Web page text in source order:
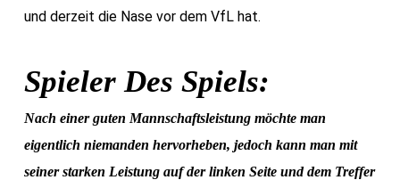
und derzeit die Nase vor dem VfL hat.
Spieler Des Spiels:
Nach einer guten Mannschaftsleistung möchte man
eigentlich niemanden hervorheben, jedoch kann man mit
seiner starken Leistung auf der linken Seite und dem Treffer